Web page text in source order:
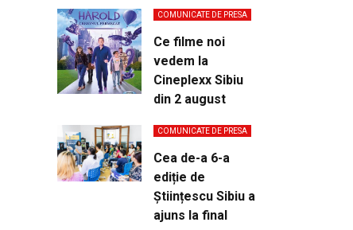
COMUNICATE DE PRESA
Ce filme noi
vedem la
Cineplexx Sibiu
din 2 august
COMUNICATE DE PRESA
Cea de-a 6-a
ediție de
Științescu Sibiu a
ajuns la final